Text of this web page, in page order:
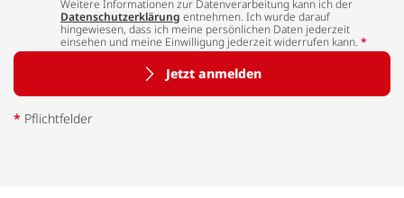
Weitere Informationen zur Datenverarbeitung kann ich der
Datenschutzerklärung entnehmen. Ich wurde darauf
hingewiesen, dass ich meine persönlichen Daten jederzeit
einsehen und meine Einwilligung jederzeit widerrufen kann. *
Jetzt anmelden
* Pflichtfelder